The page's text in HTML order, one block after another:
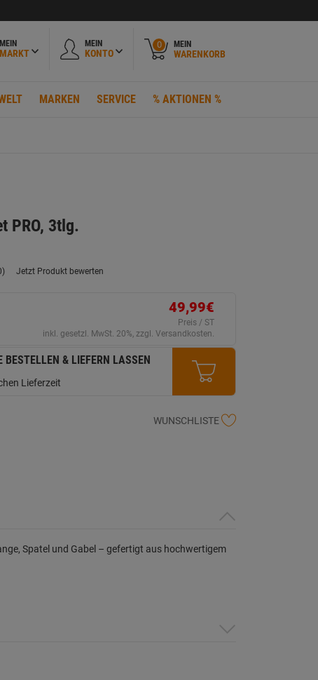
MEIN
MARKT
MEIN
KONTO
0 MEIN
WARENKORB
MARKEN SERVICE % AKTIONEN %
PRO, 3tlg.
Jetzt Produkt bewerten
49,99€
Preis / ST
inkl. gesetzl. MwSt. 20%, zzgl. Versandkosten.
BESTELLEN & LIEFERN LASSEN
Lieferzeit
WUNSCHLISTE
Spatel und Gabel – gefertigt aus hochwertigem